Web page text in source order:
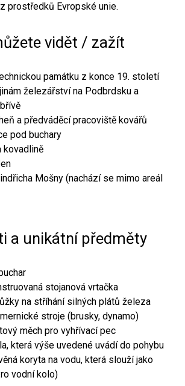
prostředků Evropské unie.
vidět / zažít
památku z konce 19. století
železářství na Podbrdsku a
a předváděcí pracoviště kovářů
pod buchary
kovadlině
Mošny (nachází se mimo areál
a unikátní předměty
stojanová vrtačka
na stříhání silných plátů železa
stroje (brusky, dynamo)
měch pro vyhřívací pec
která výše uvedené uvádí do pohybu
koryta na vodu, která slouží jako
vodní kolo)